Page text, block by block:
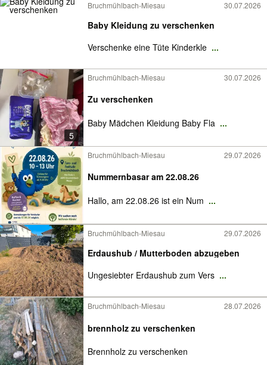
Bruchmühlbach-Miesau 30.07.2026
Baby Kleidung zu verschenken
Verschenke eine Tüte Kinderkle ...
5
Bruchmühlbach-Miesau 30.07.2026
Zu verschenken
Baby Mädchen Kleidung Baby Fla ...
Bruchmühlbach-Miesau 29.07.2026
Nummernbasar am 22.08.26
Hallo, am 22.08.26 ist ein Num ...
Bruchmühlbach-Miesau 29.07.2026
Erdaushub / Mutterboden abzugeben
Ungesiebter Erdaushub zum Vers ...
Bruchmühlbach-Miesau 28.07.2026
brennholz zu verschenken
Brennholz zu verschenken